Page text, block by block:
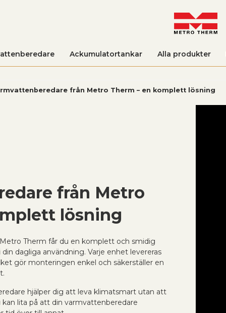
Ackumulatortankar Alla produkter
från Metro Therm – en komplett lösning
från Metro
lösning
Therm får du en komplett och smidig
dagliga användning. Varje enhet levereras
gör monteringen enkel och säkerställer en
hjälper dig att leva klimatsmart utan att
lita på att din varmvattenberedare